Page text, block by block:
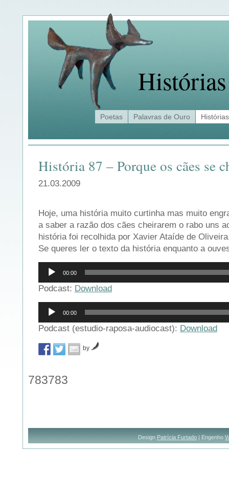
Histórias
Poetas Palavras de Ouro Histórias
História 87 – Porque os cães se
21.03.2009
Hoje, uma história muito curtinha mas muito
a saber a razão dos cães cheirarem o rabo uns
história foi recolhida por Xavier Ataíde de
Se queres ler o texto da história enquanto a
Reprodutor
áudio
00:00
Podcast: Download
Reprodutor
áudio
00:00
Podcast (estudio-raposa-audiocast): Download
by
783783
Design Patrícia Furtado | Engenho